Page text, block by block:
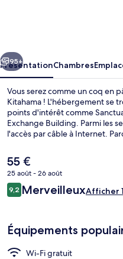
Kitahama
Suivant
95+
PrésentationChambres
Vous serez comme un coq en
Kitahama ! L'hébergement se
points d'intérêt comme
Exchange Building. Parmi les
l'accès par câble à Internet.
voyageurs ne tarissent pas
attentionné et la présentation
une très courte distance à pied
métro Sakaisuji-Hommachi se
Hommachi, à 14 min.
Le
prix
actuel
est
55 €
25 août - 26 août
Avis
voyageurs
9,29,2 sur 10
MerveilleuxAfficher
Équipements
Wi-Fi gratuit